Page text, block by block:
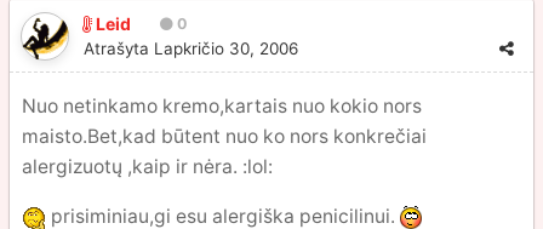
Leid 0
Atrašyta Lapkričio 30, 2006
Nuo netinkamo kremo,kartais nuo kokio nors
maisto.Bet,kad būtent nuo ko nors konkrečiai
alergizuotų ,kaip ir nėra. :lol:
prisiminiau,gi esu alergiška penicilinui.